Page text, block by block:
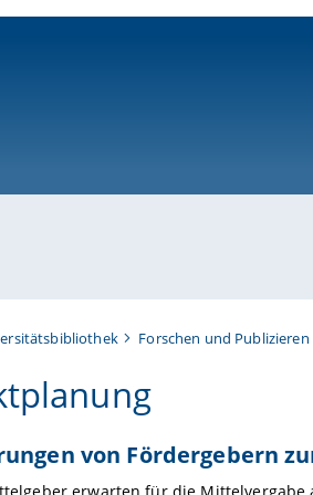
Forschen und Publizieren
von Fördergebern